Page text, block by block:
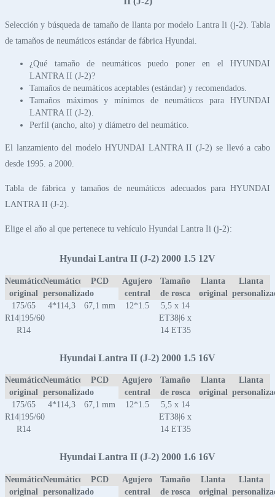
Selección y búsqueda de tamaño de llanta por modelo Lantra Ii (j-2). Tabla
de tamaños de neumáticos estándar de fábrica Hyundai.
¿Qué tamaño de neumáticos puedo poner en el HYUNDAI
LANTRA II (J-2)?
Tamaños de neumáticos aceptables (estándar) y recomendados.
Tamaños máximos y mínimos de neumáticos para HYUNDAI
LANTRA II (J-2).
Perfil (ancho, alto) y diámetro del neumático.
El lanzamiento del modelo HYUNDAI LANTRA II (J-2) se llevó a cabo
desde 1995. a 2000.
Tabla de fábrica y tamaños de neumáticos adecuados para HYUNDAI
LANTRA II (J-2).
Elige el año al que pertenece tu vehículo Hyundai Lantra Ii (j-2):
Hyundai Lantra II (J-2) 2000 1.5 12V
Neumático
original
Neumático
personalizado
PCD
Agujero
central
Tamaño
de rosca
Llanta
original
Llanta
175/65
R14|195/60
R14
4*114,3 67,1 mm 12*1.5
5,5 x 14
ET38|6 x
14 ET35
Hyundai Lantra II (J-2) 2000 1.5 16V
Neumático
original
Neumático
personalizado
PCD
Agujero
central
Tamaño
de rosca
Llanta
original
Llanta
175/65
R14|195/60
R14
4*114,3 67,1 mm 12*1.5
5,5 x 14
ET38|6 x
14 ET35
Hyundai Lantra II (J-2) 2000 1.6 16V
Neumático
original
Neumático
personalizado
PCD
Agujero
central
Tamaño
de rosca
Llanta
original
Llanta